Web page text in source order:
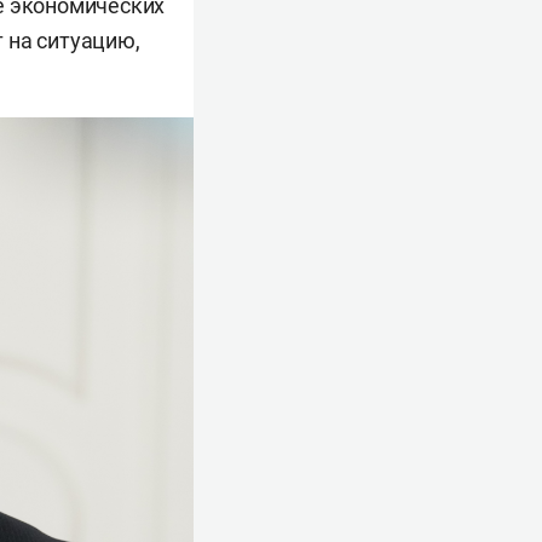
экономических
на ситуацию,